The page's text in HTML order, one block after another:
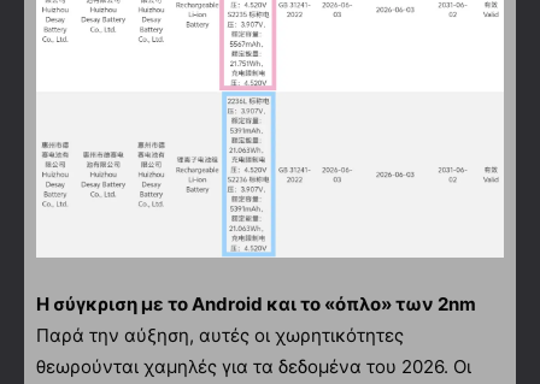
Η σύγκριση με το Android και το «όπλο» των 2nm
Παρά την αύξηση, αυτές οι χωρητικότητες
θεωρούνται χαμηλές για τα δεδομένα του 2026. Οι